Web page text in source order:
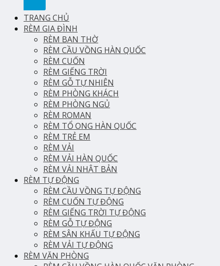
TRANG CHỦ
RÈM GIA ĐÌNH
RÈM BAN THỜ
RÈM CẦU VỒNG HÀN QUỐC
RÈM CUỐN
RÈM GIẾNG TRỜI
RÈM GỖ TỰ NHIÊN
RÈM PHÒNG KHÁCH
RÈM PHÒNG NGỦ
RÈM ROMAN
RÈM TỔ ONG HÀN QUỐC
RÈM TRẺ EM
RÈM VẢI
RÈM VẢI HÀN QUỐC
RÈM VẢI NHẬT BẢN
RÈM TỰ ĐỘNG
RÈM CẦU VỒNG TỰ ĐỘNG
RÈM CUỐN TỰ ĐỘNG
RÈM GIẾNG TRỜI TỰ ĐỘNG
RÈM GỖ TỰ ĐỘNG
RÈM SÂN KHẤU TỰ ĐỘNG
RÈM VẢI TỰ ĐỘNG
RÈM VĂN PHÒNG